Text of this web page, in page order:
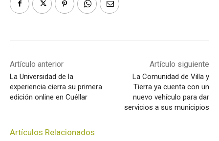
Artículo anterior
La Universidad de la
experiencia cierra su primera
edición online en Cuéllar
Artículo siguiente
La Comunidad de Villa y
Tierra ya cuenta con un
nuevo vehículo para dar
servicios a sus municipios
Artículos Relacionados